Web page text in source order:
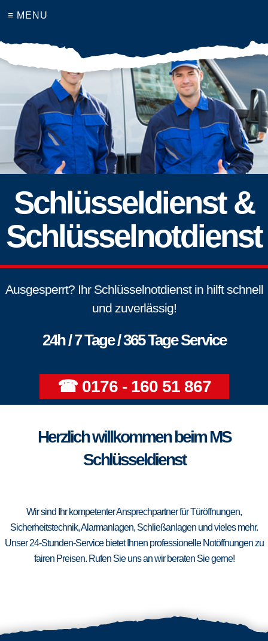
≡ MENU
Schlüsseldienst &
Schlüsselnotdienst
Ausgesperrt? Ihr Schlüsselnotdienst in hilft schnell
und zuverlässig!
24h / 7 Tage / 365 Tage Service
☎ 0176 - 160 51 867
Herzlich willkommen beim MS
Schlüsseldienst
Wir sind Ihr kompetenter Ansprechpartner für Türöffnungen,
Sicherheitstechnik, Alarmanlagen, Schließanlagen und vieles mehr.
Unser 24-Stunden-Service bietet Ihnen professionelle Notöffnungen zu
fairen Preisen. Rufen Sie uns an wir beraten Sie gerne!